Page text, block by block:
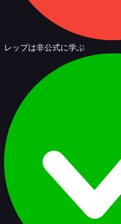
レップは非公式に学ぶ